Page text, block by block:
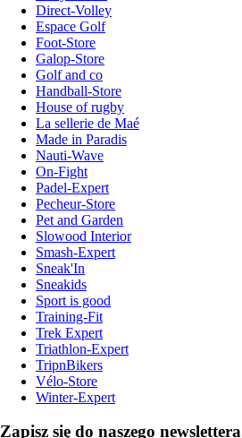
Direct-Volley
Espace Golf
Foot-Store
Galop-Store
Golf and co
Handball-Store
House of rugby
La sellerie de Maé
Made in Paradis
Nauti-Wave
On-Fight
Padel-Expert
Pecheur-Store
Pet and Garden
Slowood Interior
Smash-Expert
Sneak'In
Sneakids
Sport is good
Training-Fit
Trek Expert
Triathlon-Expert
TripnBikers
Vélo-Store
Winter-Expert
Zapisz się do naszego newslettera